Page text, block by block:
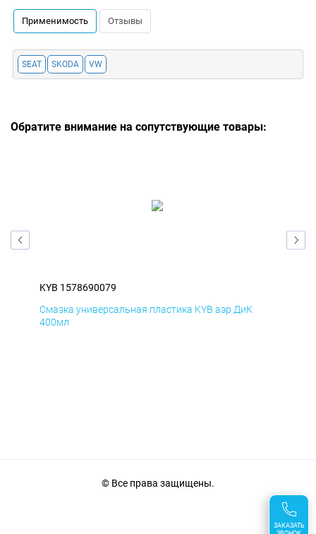
Применимость Отзывы
SEAT SKODA VW
Обратите внимание на сопутствующие товары:
KYB 1578690079
Смазка универсальная пластика KYB аэр ДиК
400мл
ЗАКАЗАТЬ
© Все права защищены.